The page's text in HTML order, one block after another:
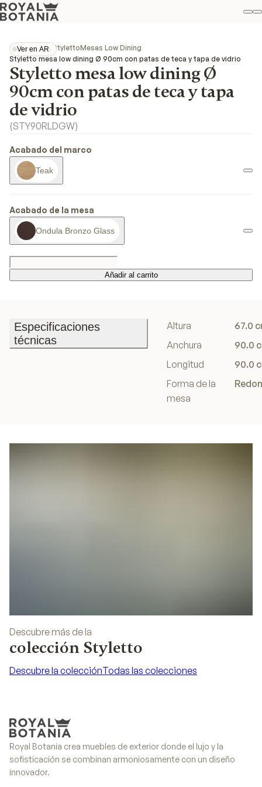
Ver en AR
Ver en AR
Colecciones StylettoMesas Low Dining
Styletto mesa low dining Ø 90cm con patas de teca y tapa de vidrio
Styletto mesa low dining Ø
90cm con patas de teca y tapa
de vidrio
(STY90RLDGW)
Acabado del marco
Teak
Acabado de la mesa
Ondula Bronzo Glass
Añadir al carrito
Añadir al carrito
Especificaciones
técnicas
Altura
67.0
Anchura
90.0
Longitud
90.0
Forma de la
mesa
Descubre más de la
colección Styletto
Descubre la colecciónTodas las colecciones
Royal Botania crea muebles de exterior donde el lujo y la
sofisticación se combinan armoniosamente con un diseño
innovador.